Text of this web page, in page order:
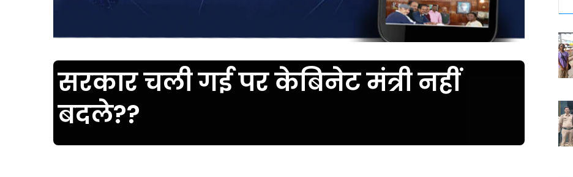
सरकार चली गई पर केबिनेट मंत्री नहीं
बदले??